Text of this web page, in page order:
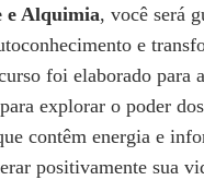
e Alquimia, você será
e
foi elaborado para
explorar o poder
contêm energia e
positivamente sua